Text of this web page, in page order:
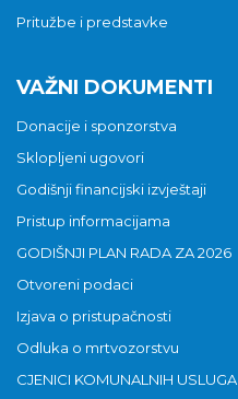
Pritužbe i predstavke
VAŽNI DOKUMENTI
Donacije i sponzorstva
Sklopljeni ugovori
Godišnji financijski izvještaji
Pristup informacijama
GODIŠNJI PLAN RADA ZA 2026
Otvoreni podaci
Izjava o pristupačnosti
Odluka o mrtvozorstvu
CJENICI KOMUNALNIH USLUGA